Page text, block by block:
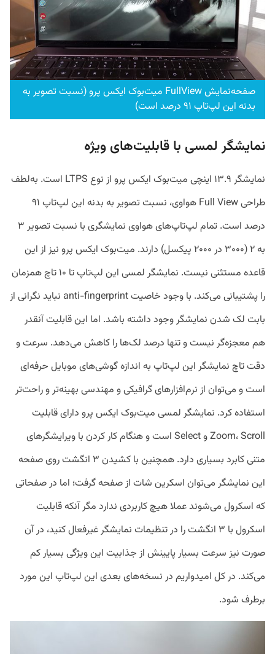
صفحه‌نمایش FullView میت‌بوک ایکس پرو (نسبت تصویر به
بدنه این لپ‌تاپ ۹۱ درصد است)
نمایشگر لمسی با قابلیت‌های ویژه
نمایشگر ۱۳.۹ اینچی میت‌بوک ایکس پرو از نوع LTPS است. به‌لطف
طراحی Full View هواوی، نسبت تصویر به بدنه این لپ‌تاپ ۹۱
درصد است. تمام لپ‌تاپ‌های هواوی نمایشگری با نسبت تصویر ۳
به ۲ (۳۰۰۰ در ۲۰۰۰ پیکسل) دارند. میت‌بوک ایکس پرو نیز از این
قاعده مستثنی نیست. نمایشگر لمسی این لپ‌تاپ تا ۱۰ تاچ همزمان
را پشتیبانی می‌کند. با وجود خاصیت anti-fingerprint نباید نگرانی از
بابت لک شدن نمایشگر وجود داشته باشد. اما این قابلیت آنقدر
هم معجزه‌گر نیست و تنها درصد لک‌ها را کاهش می‌دهد. سرعت و
دقت تاچ نمایشگر این لپ‌تاپ به اندازه گوشی‌های موبایل حرفه‌ای
است و می‌توان از نرم‌‌افزار‌های گرافیکی و مهندسی بهینه‌تر و راحت‌تر
استفاده‌ کرد. نمایشگر لمسی میت‌بوک ایکس پرو دارای قابلیت
Zoom، Scroll و Select است و هنگام کار کردن با ویرایشگر‌های
متنی کابرد بسیاری دارد. همچنین با کشیدن ۳ انگشت روی صفحه
این نمایشگر می‌توان اسکرین شات از صفحه گرفت؛ اما در صفحاتی
که اسکرول می‌شوند عملا هیچ‌ کاربردی ندارد مگر آنکه قابلیت
اسکرول با ۳ انگشت را در تنظیمات نمایشگر غیرفعال کنید، در آن
صورت نیز سرعت بسیار پایینش از جذابیت این ویژگی بسیار کم
می‌کند. در کل امیدواریم در نسخه‌های بعدی این لپ‌تاپ این مورد
برطرف شود.